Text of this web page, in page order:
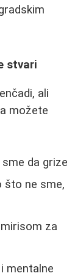
stvari
ali
možete
da grize
što ne sme,
za
mentalne